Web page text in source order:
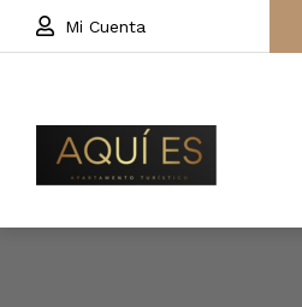
Mi Cuenta